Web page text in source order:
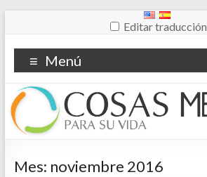
Editar traducción
Menú
Mes: noviembre 2016